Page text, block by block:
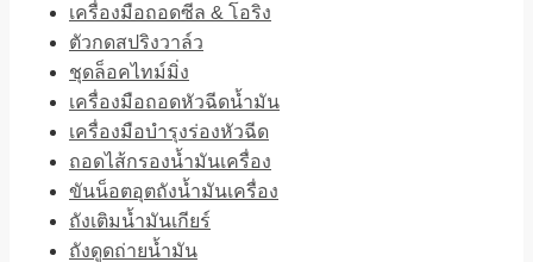
เครื่องมือถอดซีล & โอริง
ตัวกดสปริงวาล์ว
ชุดล็อคไทม์มิ่ง
เครื่องมือถอดหัวฉีดน้ำมัน
เครื่องมือบำรุงร่องหัวฉีด
ถอดไส้กรองน้ำมันเครื่อง
ขันน็อตอุตถังน้ำมันเครื่อง
ถังเติมน้ำมันเกียร์
ถังดูดถ่ายน้ำมัน